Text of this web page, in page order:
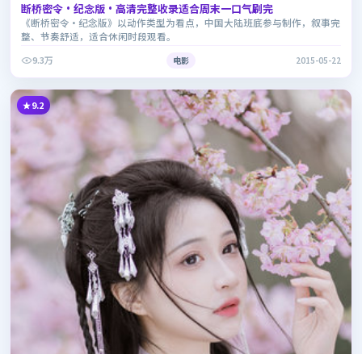
断桥密令·纪念版·高清完整收录适合周末一口气刷完
《断桥密令·纪念版》以动作类型为看点，中国大陆班底参与制作，叙事完
整、节奏舒适，适合休闲时段观看。
9.3万
电影 2015-05-22
9.2